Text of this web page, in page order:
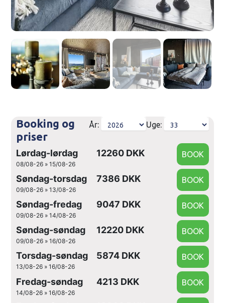
Booking og
priser
År: Uge:
Lørdag-lørdag
08/08-26 » 15/08-26
12260 DKK
Søndag-torsdag
09/08-26 » 13/08-26
7386 DKK
Søndag-fredag
09/08-26 » 14/08-26
9047 DKK
Søndag-søndag
09/08-26 » 16/08-26
12220 DKK
Torsdag-søndag
13/08-26 » 16/08-26
5874 DKK
Fredag-søndag
14/08-26 » 16/08-26
4213 DKK